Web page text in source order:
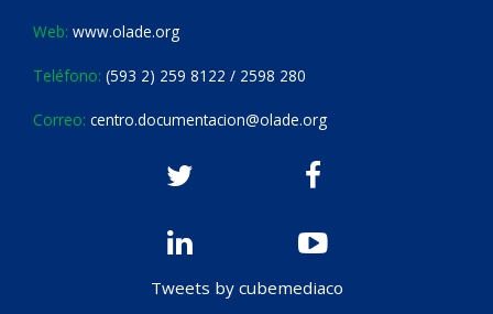
Web: www.olade.org
Teléfono: (593 2) 259 8122 / 2598 280
Correo: centro.documentacion@olade.org
Tweets by cubemediaco